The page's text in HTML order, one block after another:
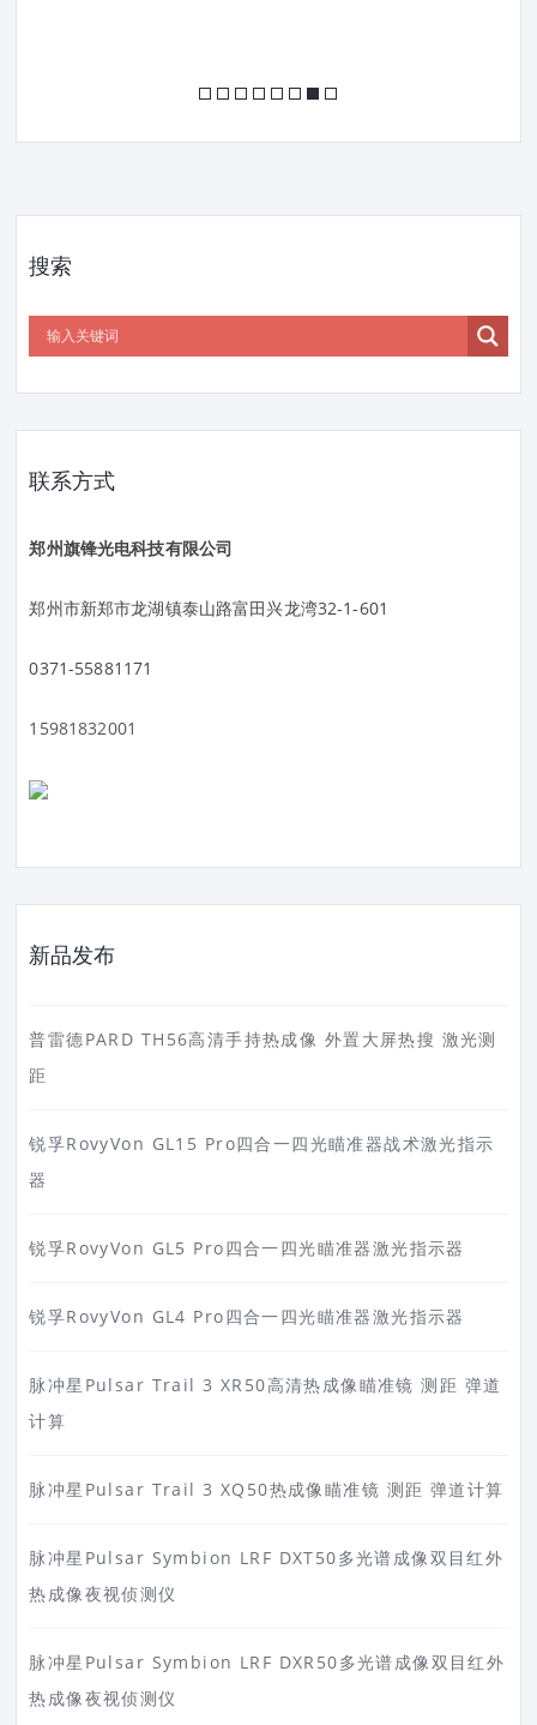
搜索
联系方式
郑州旗锋光电科技有限公司
郑州市新郑市龙湖镇泰山路富田兴龙湾32-1-601
0371-55881171
15981832001
新品发布
普雷德PARD TH56高清手持热成像 外置大屏热搜 激光测
距
锐孚RovyVon GL15 Pro四合一四光瞄准器战术激光指示
器
锐孚RovyVon GL5 Pro四合一四光瞄准器激光指示器
锐孚RovyVon GL4 Pro四合一四光瞄准器激光指示器
脉冲星Pulsar Trail 3 XR50高清热成像瞄准镜 测距 弹道
计算
脉冲星Pulsar Trail 3 XQ50热成像瞄准镜 测距 弹道计算
脉冲星Pulsar Symbion LRF DXT50多光谱成像双目红外
热成像夜视侦测仪
脉冲星Pulsar Symbion LRF DXR50多光谱成像双目红外
热成像夜视侦测仪